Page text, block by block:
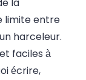
la
limite entre
harceleur.
faciles à
écrire,